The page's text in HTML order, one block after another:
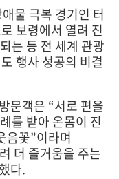
물 극복 경기인 터
보령에서 열려 진
는 등 전 세계 관광
행사 성공의 비결
문객은 “서로 편을
를 받아 온몸이 진
음꽃”이라며
더 즐거움을 주는
다.